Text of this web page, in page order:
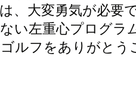
、大変勇気が必要
い左重心プログラ
ルフをありがとう